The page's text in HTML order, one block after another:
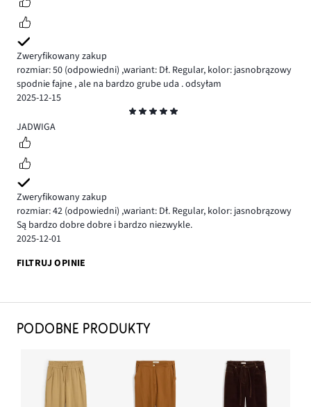
Zweryfikowany zakup
rozmiar: 50 (odpowiedni) ,wariant: Dł. Regular, kolor: jasnobrązowy
spodnie fajne , ale na bardzo grube uda . odsyłam
2025-12-15
5
JADWIGA
Zweryfikowany zakup
rozmiar: 42 (odpowiedni) ,wariant: Dł. Regular, kolor: jasnobrązowy
Są bardzo dobre dobre i bardzo niezwykle.
2025-12-01
FILTRUJ OPINIE
PODOBNE PRODUKTY